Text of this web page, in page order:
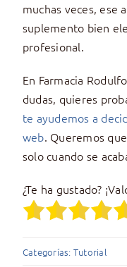
muchas veces, ese
suplemento bien
profesional.
En Farmacia
dudas, quieres
te ayudemos a
web. Queremos
solo cuando se
¿Te ha gustado?
Categorías: Tutorial